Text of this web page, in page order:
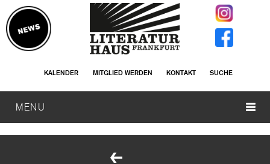
KALENDER MITGLIED WERDEN KONTAKT SUCHE
MENU